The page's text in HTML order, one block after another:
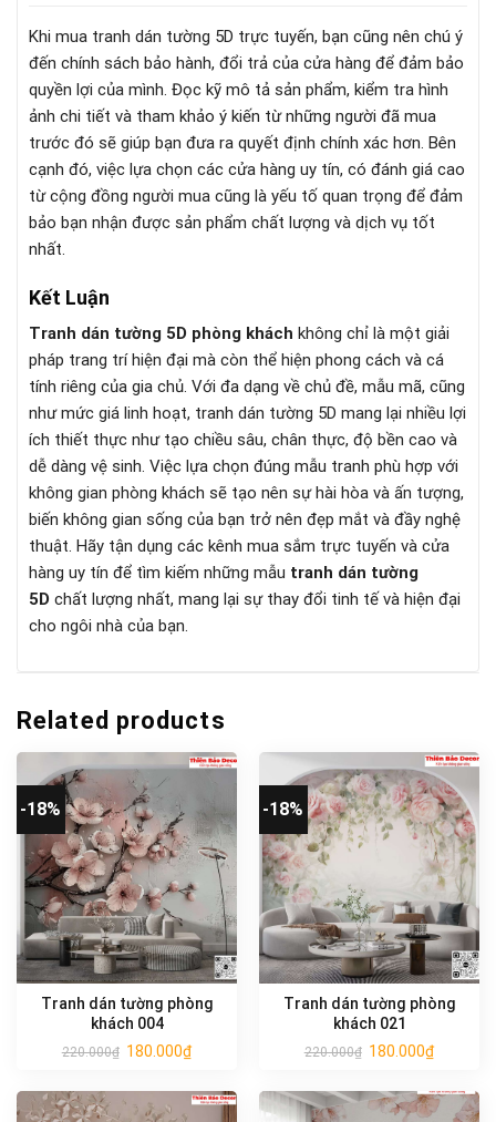
Khi mua tranh dán tường 5D trực tuyến, bạn cũng nên chú ý
đến chính sách bảo hành, đổi trả của cửa hàng để đảm bảo
quyền lợi của mình. Đọc kỹ mô tả sản phẩm, kiểm tra hình
ảnh chi tiết và tham khảo ý kiến từ những người đã mua
trước đó sẽ giúp bạn đưa ra quyết định chính xác hơn. Bên
cạnh đó, việc lựa chọn các cửa hàng uy tín, có đánh giá cao
từ cộng đồng người mua cũng là yếu tố quan trọng để đảm
bảo bạn nhận được sản phẩm chất lượng và dịch vụ tốt
nhất.
Kết Luận
Tranh dán tường 5D phòng khách không chỉ là một giải
pháp trang trí hiện đại mà còn thể hiện phong cách và cá
tính riêng của gia chủ. Với đa dạng về chủ đề, mẫu mã, cũng
như mức giá linh hoạt, tranh dán tường 5D mang lại nhiều lợi
ích thiết thực như tạo chiều sâu, chân thực, độ bền cao và
dễ dàng vệ sinh. Việc lựa chọn đúng mẫu tranh phù hợp với
không gian phòng khách sẽ tạo nên sự hài hòa và ấn tượng,
biến không gian sống của bạn trở nên đẹp mắt và đầy nghệ
thuật. Hãy tận dụng các kênh mua sắm trực tuyến và cửa
hàng uy tín để tìm kiếm những mẫu tranh dán tường
5D chất lượng nhất, mang lại sự thay đổi tinh tế và hiện đại
cho ngôi nhà của bạn.
Related products
-18%
Tranh dán tường phòng
khách 004
220.000₫ 180.000₫
-18%
Tranh dán tường phòng
khách 021
220.000₫ 180.000₫